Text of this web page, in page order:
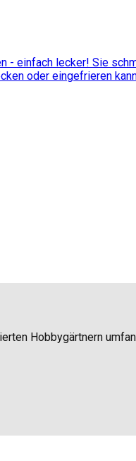
- einfach lecker! Sie
oder eingefrieren
Hobbygärtnern